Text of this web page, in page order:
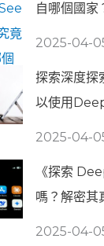
自哪個國家
2025-04-
探索深度探
以使用
2025-04-
《探索
嗎？解密其
2025-04-